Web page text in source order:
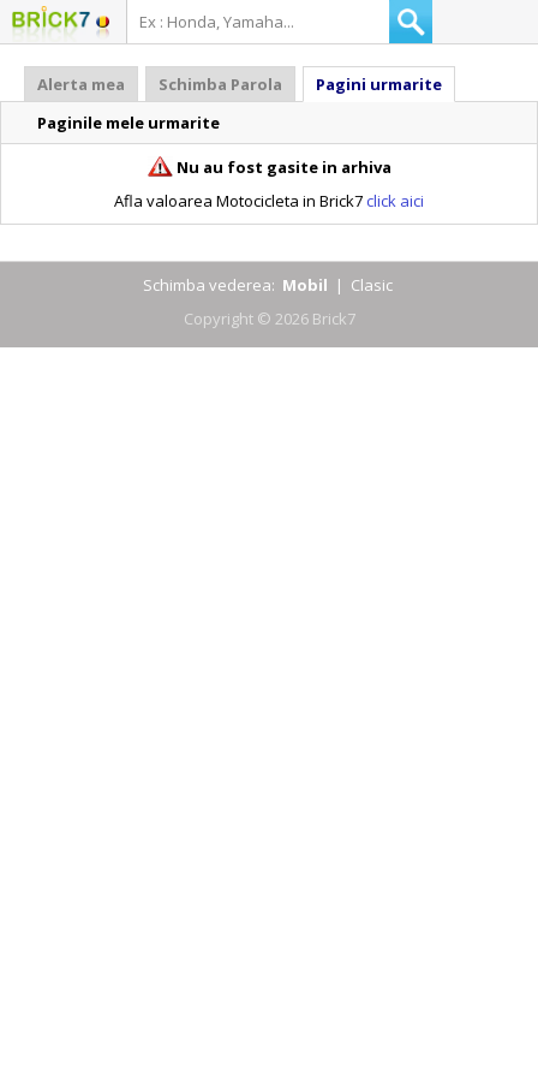
Alerta mea Schimba Parola
Pagini urmarite
Paginile mele urmarite
Nu au fost gasite in arhiva
Afla valoarea Motocicleta in Brick7 click aici
Schimba vederea: Mobil | Clasic
Copyright © 2026 Brick7